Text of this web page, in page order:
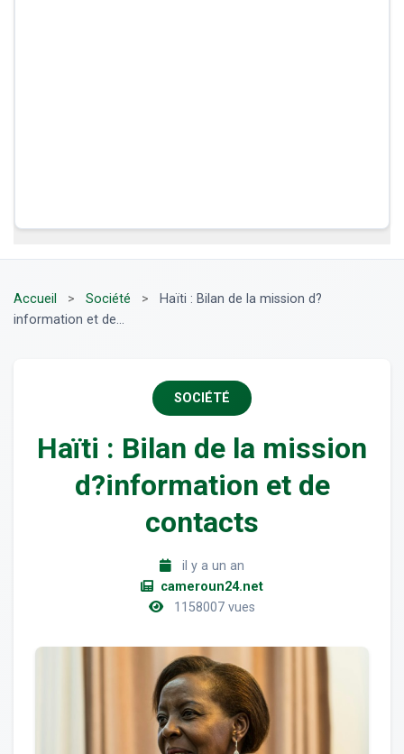
Accueil > Société >
Haïti : Bilan de la mission d?
information et de...
SOCIÉTÉ
Haïti : Bilan de la mission
d?information et de
contacts
il y a un an
cameroun24.net
1158007 vues